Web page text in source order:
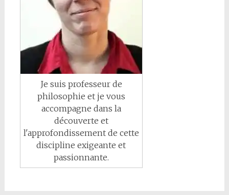
Je suis professeur de
philosophie et je vous
accompagne dans la
découverte et
l'approfondissement de cette
discipline exigeante et
passionnante.